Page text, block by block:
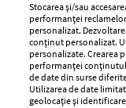
#ELLEKissME
CONCURS 04
Fa-ti un selfie cu
vizitezi Parisul!
Stocarea și/sau
performanței
personalizat.
conținut personalizat.
personalizate. Crearea
performanței
de date din surse
Utilizarea de date
geolocație și